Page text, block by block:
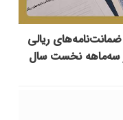
ضمانت‌نامه‌های ریالی
سه‌ماهه نخست سال